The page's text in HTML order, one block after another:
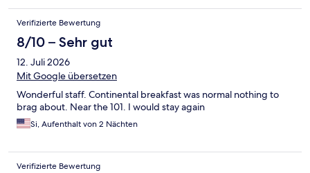
Verifizierte Bewertung
8/10 – Sehr gut
12. Juli 2026
Mit Google übersetzen
Wonderful staff. Continental breakfast was normal nothing to
brag about. Near the 101. I would stay again
Si, Aufenthalt von 2 Nächten
Verifizierte Bewertung